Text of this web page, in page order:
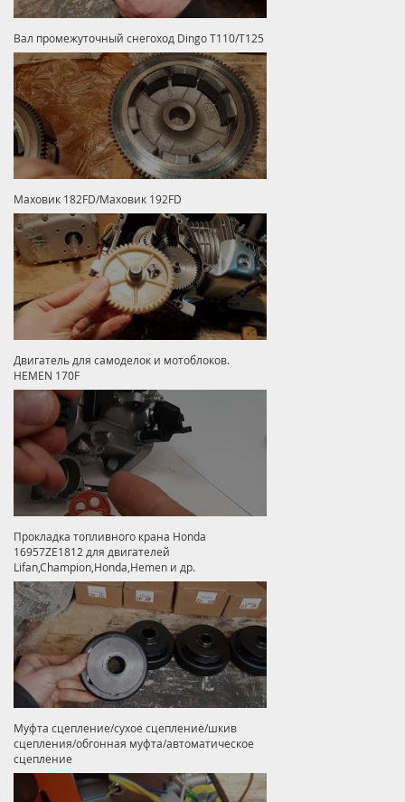
Вал промежуточный снегоход Dingo T110/T125
Маховик 182FD/Маховик 192FD
Двигатель для самоделок и мотоблоков.
HEMEN 170F
Прокладка топливного крана Honda
16957ZE1812 для двигателей
Lifan,Champion,Honda,Hemen и др.
Муфта сцепление/сухое сцепление/шкив
сцепления/обгонная муфта/автоматическое
сцепление